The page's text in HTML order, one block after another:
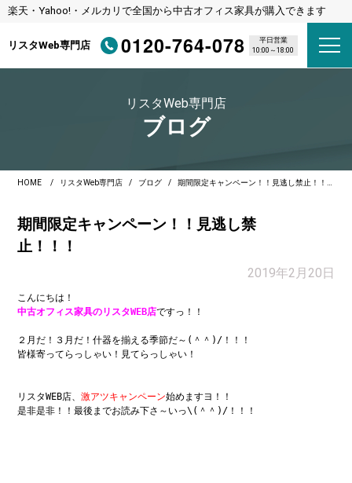
楽天・Yahoo!・メルカリで全国から中古オフィス家具が購入できます
リスタWeb専門店 0120-764-078
平日営業
10:00～18:00
リスタWeb専門店
ブログ
HOME リスタWeb専門店 ブログ 期間限定キャンペーン！！見逃し禁止！！！
期間限定キャンペーン！！見逃し禁
止！！！
2019年2月20日
中古オフィス家具のリスタWEB店ですっ！！
２月だ！３月だ！什器を揃える季節だ～(＾＾)/！！！
皆様寄ってらっしゃい！見てらっしゃい！
リスタWEB店、激アツキャンペーン始めますヨ！！
是非是非！！最後までお読み下さ～いっ\(＾＾)/！！！